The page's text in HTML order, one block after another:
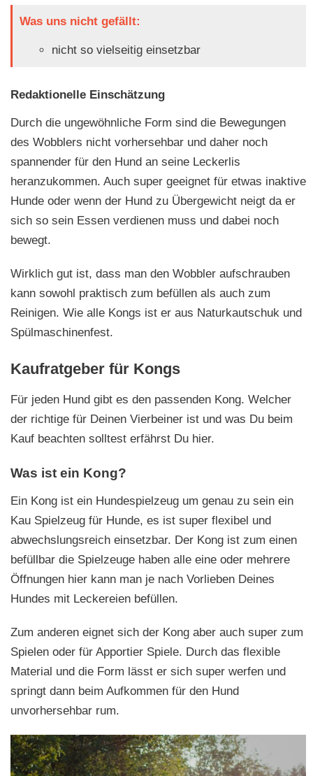
Was uns nicht gefällt:
nicht so vielseitig einsetzbar
Redaktionelle Einschätzung
Durch die ungewöhnliche Form sind die Bewegungen
des Wobblers nicht vorhersehbar und daher noch
spannender für den Hund an seine Leckerlis
heranzukommen. Auch super geeignet für etwas inaktive
Hunde oder wenn der Hund zu Übergewicht neigt da er
sich so sein Essen verdienen muss und dabei noch
bewegt.
Wirklich gut ist, dass man den Wobbler aufschrauben
kann sowohl praktisch zum befüllen als auch zum
Reinigen. Wie alle Kongs ist er aus Naturkautschuk und
Spülmaschinenfest.
Kaufratgeber für Kongs
Für jeden Hund gibt es den passenden Kong. Welcher
der richtige für Deinen Vierbeiner ist und was Du beim
Kauf beachten solltest erfährst Du hier.
Was ist ein Kong?
Ein Kong ist ein Hundespielzeug um genau zu sein ein
Kau Spielzeug für Hunde, es ist super flexibel und
abwechslungsreich einsetzbar. Der Kong ist zum einen
befüllbar die Spielzeuge haben alle eine oder mehrere
Öffnungen hier kann man je nach Vorlieben Deines
Hundes mit Leckereien befüllen.
Zum anderen eignet sich der Kong aber auch super zum
Spielen oder für Apportier Spiele. Durch das flexible
Material und die Form lässt er sich super werfen und
springt dann beim Aufkommen für den Hund
unvorhersehbar rum.